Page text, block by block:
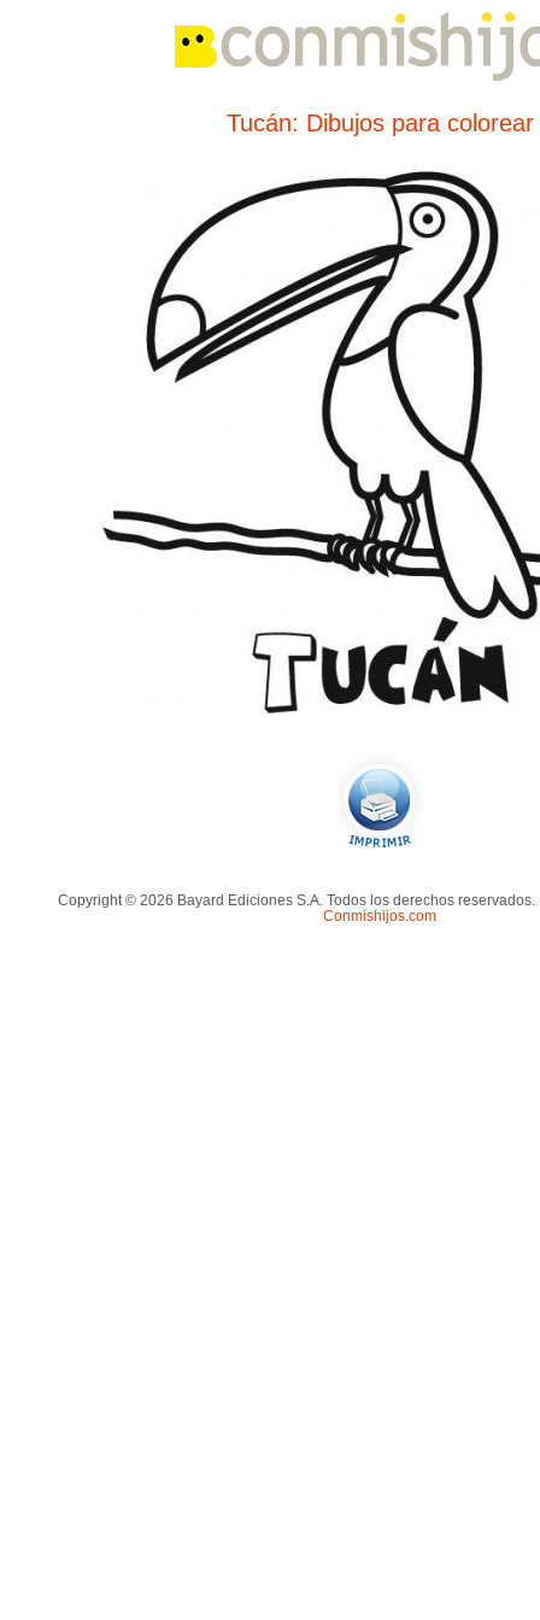
Tucán: Dibujos para colorear
Copyright © 2026 Bayard Ediciones S.A. Todos los derechos reservados.
Conmishijos.com